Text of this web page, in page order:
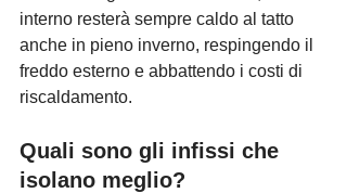
interno resterà sempre caldo al tatto
anche in pieno inverno, respingendo il
freddo esterno e abbattendo i costi di
riscaldamento.
Quali sono gli infissi che
isolano meglio?